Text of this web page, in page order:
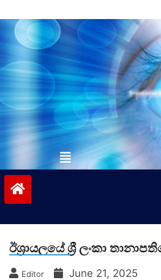
to
contentvinivida.lk
ඊශ්‍රායලයේ ශ්‍රී ලංකා
Editor June 21, 2025